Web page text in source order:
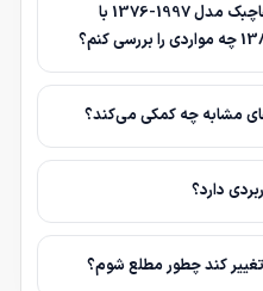
قبل از خرید معاوضه پراید هاچبک مدل 1997-1376 با
مشابه چه کمکی می‌کند؟
دارد؟
کند چطور مطلع شوم؟